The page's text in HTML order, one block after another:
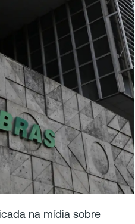
na mídia sobre